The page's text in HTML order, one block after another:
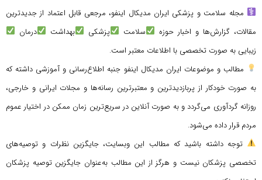
مجله سلامت و پزشکی ایران مدیکال اینفو، مرجعی قابل اعتماد از جدیدترین
مقالات، گزارش‌ها و اخبار حوزه
سلامت پزشکی بهداشت
درمان
زیبایی به صورت تخصصی با اطلاعات معتبر است.
مطالب و موضوعات ایران مدیکال اینفو جنبه اطلاع‌رسانی و آموزشی داشته که
به صورت خودکار از پربازدیدترین و معتبرترین رسانه‌ها و مجلات ایرانی و خارجی،
روزانه گردآوری می‌گردد و به صورت آنلاین در سریع‌ترین زمان ممکن در اختیار عموم
مردم قرار داده می‌شود.
توجه داشته باشید که مطالب این وبسایت، جایگزین نظرات و توصیه‌های
تخصصی پزشکان نیست و هرگز از این مطالب به‌عنوان جایگزین توصیه پزشکان